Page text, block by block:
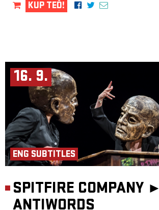
KUP TEĎ!
16. 9.
ENG SUBTITLES
SPITFIRE COMPANY ►
ANTIWORDS